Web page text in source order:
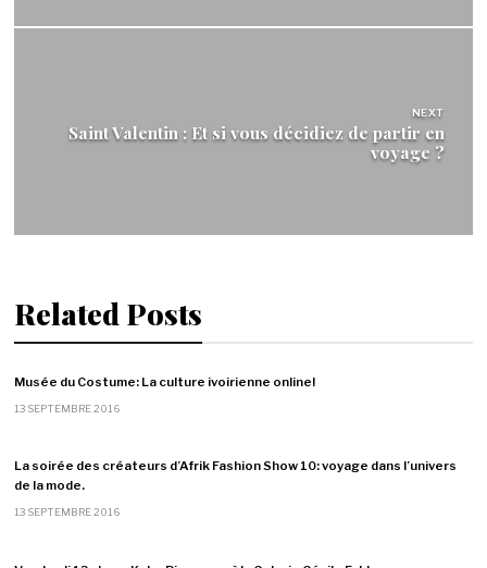
NEXT
Saint Valentin : Et si vous décidiez de partir en
voyage ?
Related Posts
Musée du Costume: La culture ivoirienne online!
13 SEPTEMBRE 2016
La soirée des créateurs d’Afrik Fashion Show 10: voyage dans l’univers
de la mode.
13 SEPTEMBRE 2016